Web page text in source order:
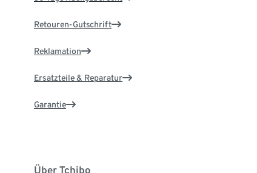
Retouren-Gutschrift
Reklamation
Ersatzteile & Reparatur
Garantie
Über Tchibo